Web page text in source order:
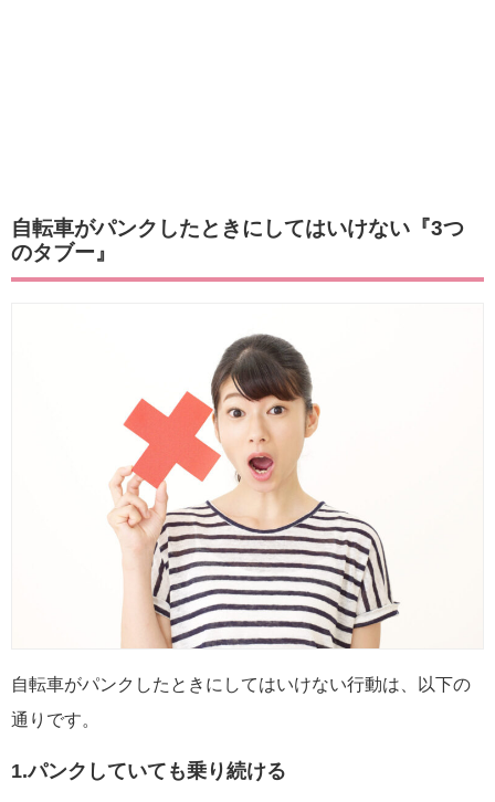
自転車がパンクしたときにしてはいけない『3つ
のタブー』
自転車がパンクしたときにしてはいけない行動は、以下の
通りです。
1.パンクしていても乗り続ける